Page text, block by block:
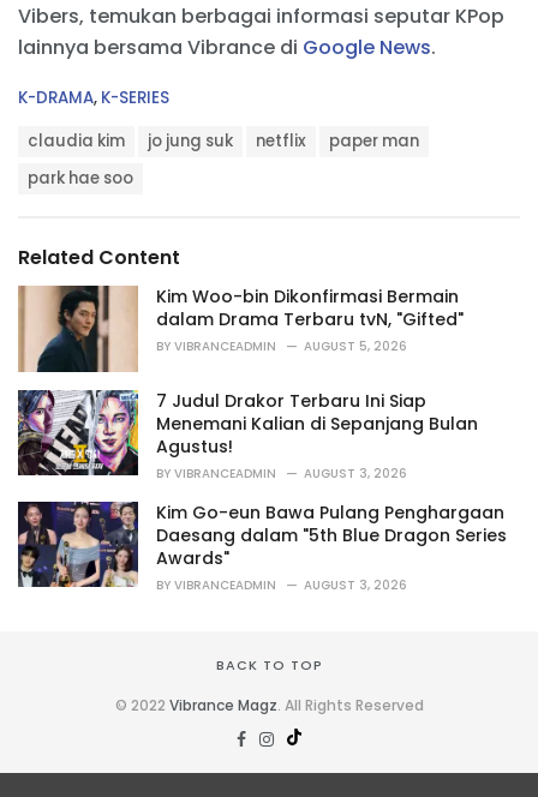
Vibers, temukan berbagai informasi seputar KPop
lainnya bersama Vibrance di Google News.
C
i
e
s
K-DRAMA, K-SERIES
claudia kim jo jung suk netflix
paper man
park hae soo
Related Content
Kim Woo-bin Dikonfirmasi Bermain
dalam Drama Terbaru tvN, "Gifted"
BY VIBRANCEADMIN AUGUST 5, 2026
7 Judul Drakor Terbaru Ini Siap
Menemani Kalian di Sepanjang Bulan
Agustus!
BY VIBRANCEADMIN AUGUST 3, 2026
Kim Go-eun Bawa Pulang Penghargaan
Daesang dalam "5th Blue Dragon Series
Awards"
BY VIBRANCEADMIN AUGUST 3, 2026
BACK TO TOP
© 2022 Vibrance Magz. All Rights Reserved